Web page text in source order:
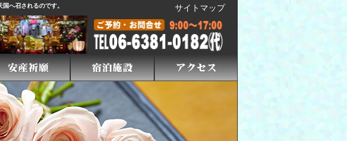
へ召されるのです。 サイトマップ